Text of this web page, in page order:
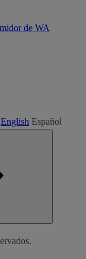
de WA
English Español